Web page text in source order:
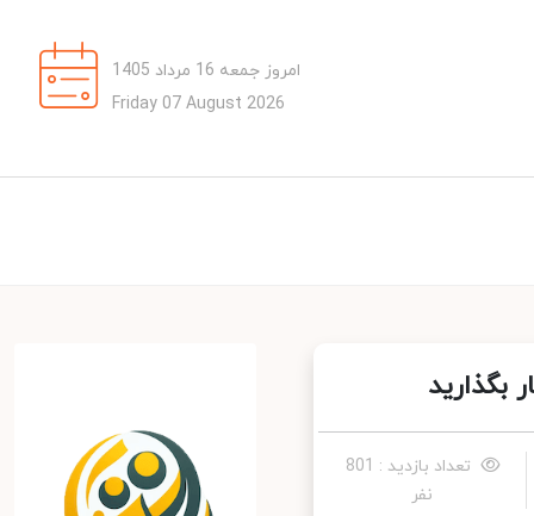
امروز جمعه 16 مرداد 1405
Friday 07 August 2026
تعداد بازدید : 801
نفر